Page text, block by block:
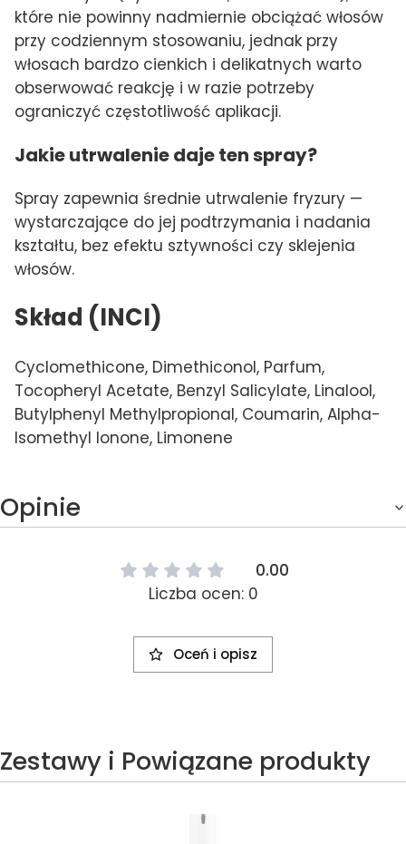
które nie powinny nadmiernie obciążać włosów
przy codziennym stosowaniu, jednak przy
włosach bardzo cienkich i delikatnych warto
obserwować reakcję i w razie potrzeby
ograniczyć częstotliwość aplikacji.
Jakie utrwalenie daje ten spray?
Spray zapewnia średnie utrwalenie fryzury —
wystarczające do jej podtrzymania i nadania
kształtu, bez efektu sztywności czy sklejenia
włosów.
Skład (INCI)
Cyclomethicone, Dimethiconol, Parfum,
Tocopheryl Acetate, Benzyl Salicylate, Linalool,
Butylphenyl Methylpropional, Coumarin, Alpha-
Isomethyl Ionone, Limonene
Opinie
0.00
Liczba ocen: 0
Oceń i opisz
Zestawy i Powiązane produkty